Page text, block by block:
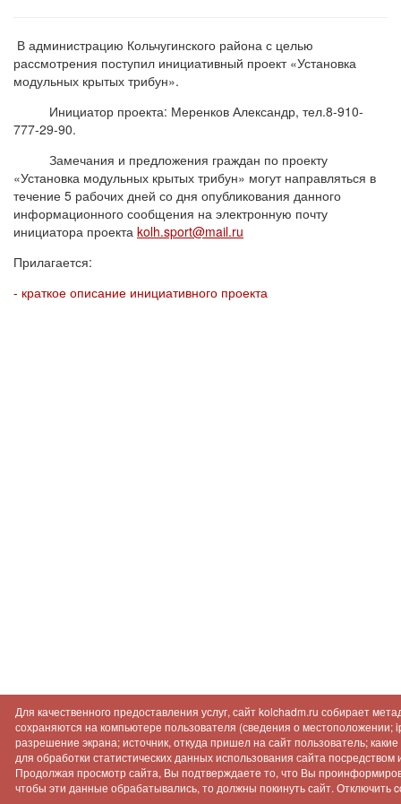
В администрацию Кольчугинского района с целью
рассмотрения поступил инициативный проект «Установка
модульных крытых трибун».
Инициатор проекта: Меренков Александр, тел.8-910-
777-29-90.
Замечания и предложения граждан по проекту
«Установка модульных крытых трибун» могут направляться в
течение 5 рабочих дней со дня опубликования данного
информационного сообщения на электронную почту
инициатора проекта kolh.sport@mail.ru
Прилагается:
- краткое описание инициативного проекта
Для качественного предоставления услуг, сайт kolchadm.ru собирает
сохраняются на компьютере пользователя (сведения о местоположении;
разрешение экрана; источник, откуда пришел на сайт пользователь;
для обработки статистических данных использования сайта
Продолжая просмотр сайта, Вы подтверждаете то, что Вы
чтобы эти данные обрабатывались, то должны покинуть сайт. Отключить